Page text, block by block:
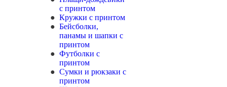
с принтом
Кружки с принтом
Бейсболки,
панамы и шапки с
принтом
Футболки с
принтом
Сумки и рюкзаки с
принтом